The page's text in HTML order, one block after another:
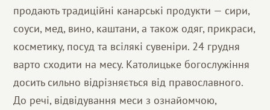
продають традиційні канарські продукти — сири,
соуси, мед, вино, каштани, а також одяг, прикраси,
косметику, посуд та всілякі сувеніри. 24 грудня
варто сходити на месу. Католицьке богослужіння
досить сильно відрізняється від православного.
До речі, відвідування меси з ознайомчою,